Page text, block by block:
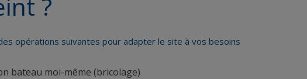
opérations suivantes pour adapter le site à vos besoins
bateau moi-même (bricolage)